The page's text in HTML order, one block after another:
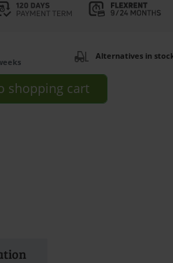
Alternatives in
shopping cart